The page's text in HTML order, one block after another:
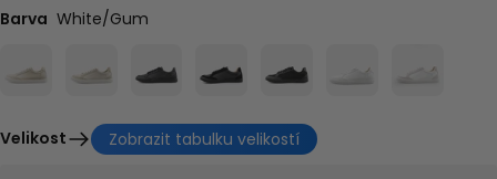
Barva White/Gum
Velikost Zobrazit tabulku velikostí